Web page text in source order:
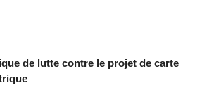
de lutte contre le projet de carte